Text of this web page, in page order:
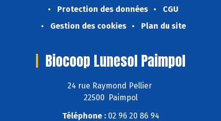
Protection des données
CGU
Gestion des cookies
Plan du site
Biocoop Lunesol Paimpol
24 rue Raymond Pellier
22500 Paimpol
Téléphone :02 96 20 86 94